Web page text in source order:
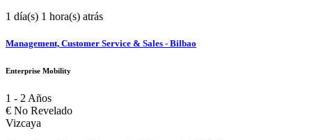
1 día(s) 1 hora(s) atrás
Management, Customer Service & Sales - Bilbao
Enterprise Mobility
1 - 2 Años
€ No Revelado
Vizcaya